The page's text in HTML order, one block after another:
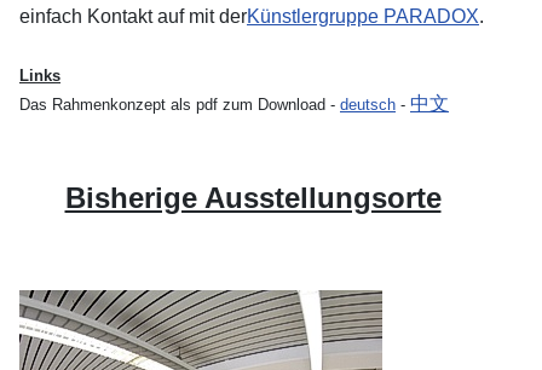
einfach Kontakt auf mit derKünstlergruppe PARADOX.
Links
Das Rahmenkonzept als pdf zum Download - deutsch - 中文
Bisherige Ausstellungsorte